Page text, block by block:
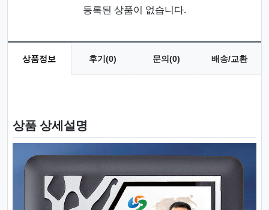
등록된 상품이 없습니다.
상품정보 후기(0) 문의(0) 배송/교환
상품 상세설명